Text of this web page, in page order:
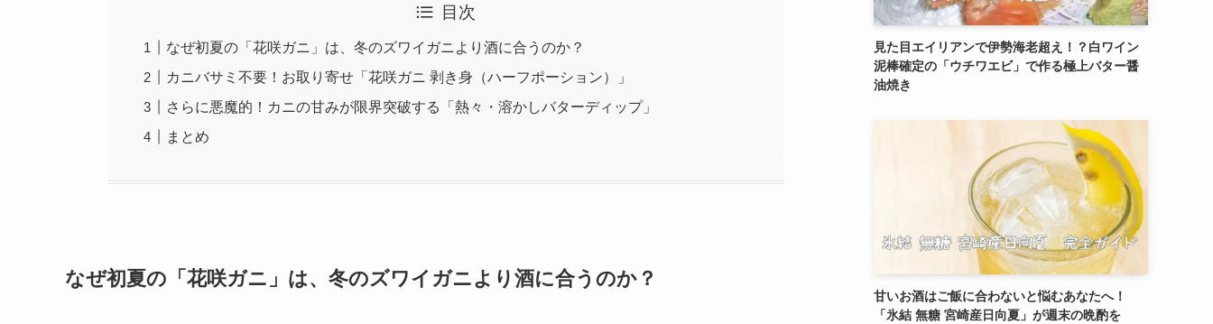
目次
なぜ初夏の「花咲ガニ」は、冬のズワイガニより酒に合うのか？
カニバサミ不要！お取り寄せ「花咲ガニ 剥き身（ハーフポーション）」
さらに悪魔的！カニの甘みが限界突破する「熱々・溶かしバターディップ」
まとめ
なぜ初夏の「花咲ガニ」は、冬のズワイガニより酒に合うのか？
見た目エイリアンで伊勢海老超え！？白ワイン
泥棒確定の「ウチワエビ」で作る極上バター醤
油焼き
甘いお酒はご飯に合わないと悩むあなたへ！
「氷結 無糖 宮崎産日向夏」が週末の晩酌を